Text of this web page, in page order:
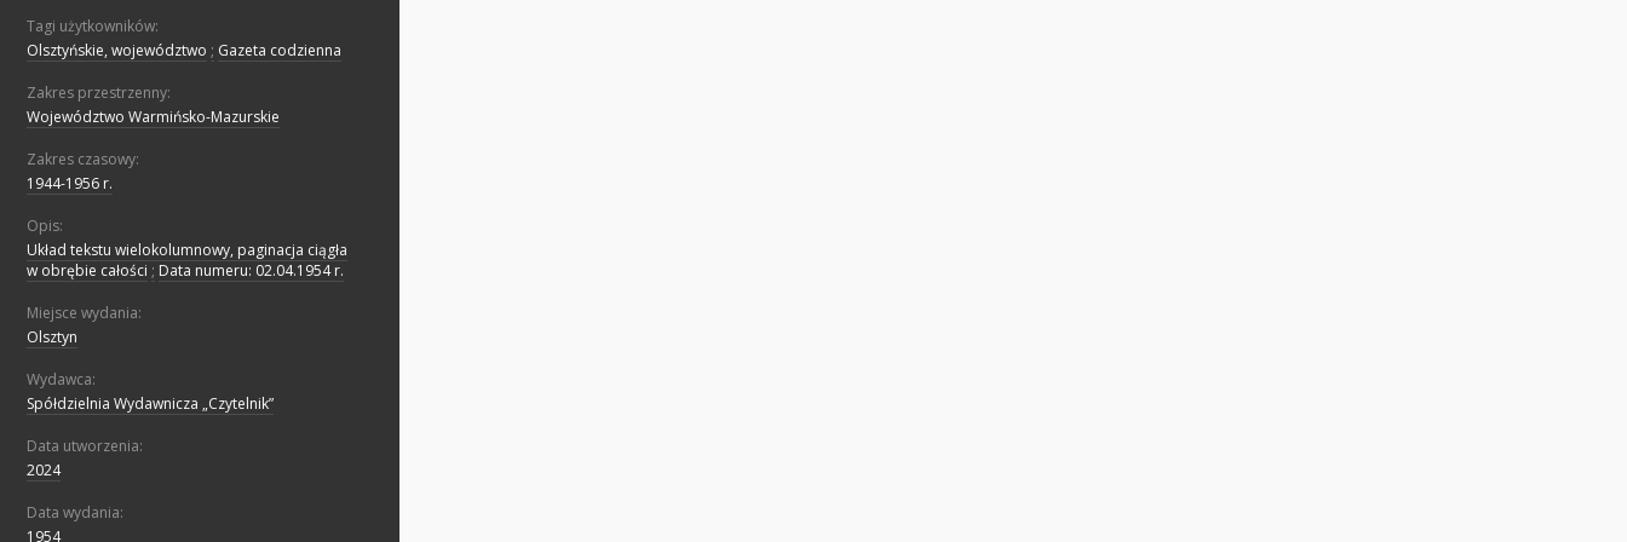
Tagi użytkowników:
Olsztyńskie, województwo ; Gazeta codzienna
Zakres przestrzenny:
Województwo Warmińsko-Mazurskie
Zakres czasowy:
1944-1956 r.
Opis:
Układ tekstu wielokolumnowy, paginacja ciągła
w obrębie całości ; Data numeru: 02.04.1954 r.
Miejsce wydania:
Olsztyn
Wydawca:
Spółdzielnia Wydawnicza „Czytelnik”
Data utworzenia:
2024
Data wydania:
1954